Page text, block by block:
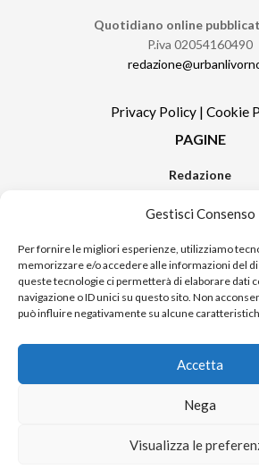
Gestisci Consenso
Per fornire le migliori esperienze, utilizziamo
memorizzare e/o accedere alle informazioni del
queste tecnologie ci permetterà di elaborare dati
navigazione o ID unici su questo sito. Non
può influire negativamente su alcune
Accetta
Nega
Visualizza le
Quotidiano online
P.iva 02054160490
Privacy Policy | Cookie
PAGINE
Redazione
Pubblicità
Sitemap
RUBRICHE
Notizie in Primo
Urban Video
Livorno FAQs
© 2024 UP di Poggianti Simona | Urban Livorno
iscritta al numero n. 09/2018 del Registro